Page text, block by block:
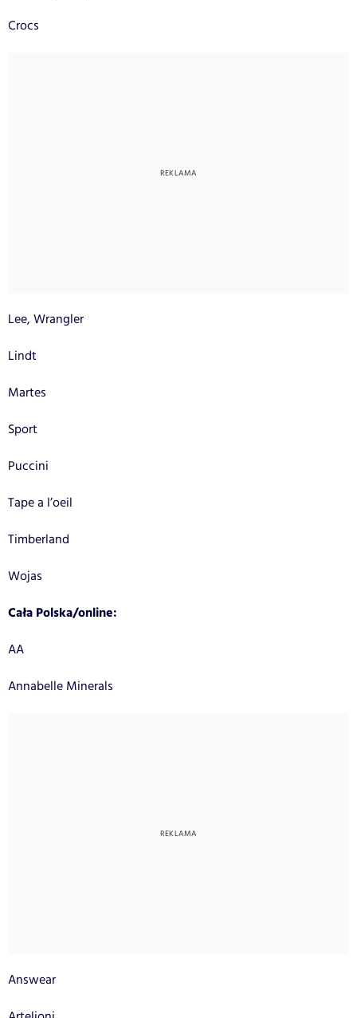
Crocs
Lee, Wrangler
Lindt
Martes
Sport
Puccini
Tape a l’oeil
Timberland
Wojas
Cała Polska/online:
AA
Annabelle Minerals
Answear